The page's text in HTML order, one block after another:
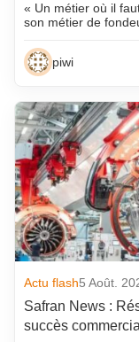
« Un métier où il
son métier de
piwi
Actu flash5 Août.
Safran News :
succès